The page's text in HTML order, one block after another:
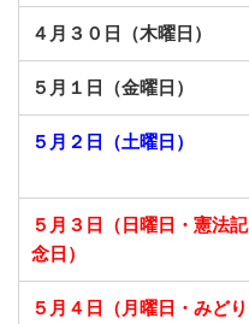
４月３０日（木曜日）
５月１日（金曜日）
５月２日（土曜日）
５月３日（日曜日・憲法記
念日）
５月４日（月曜日・みどり